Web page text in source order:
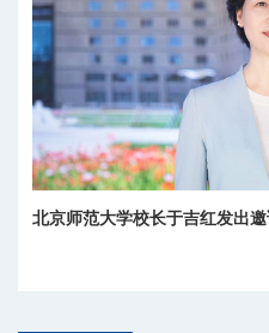
北京师范大学校长于吉红发出